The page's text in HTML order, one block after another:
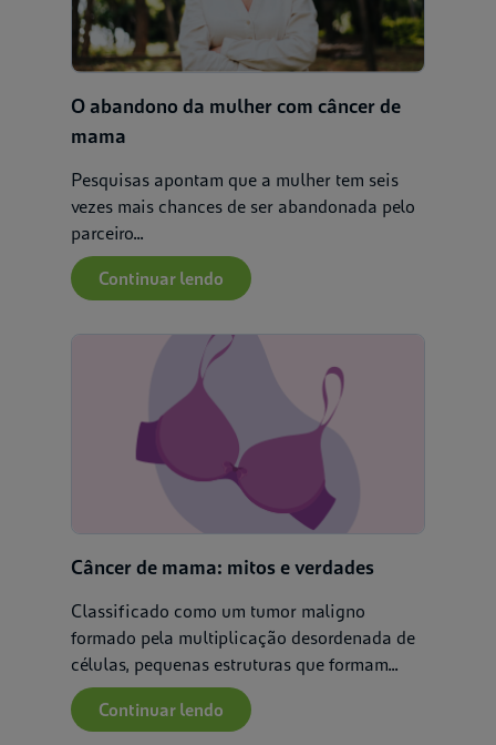
O abandono da mulher com câncer de
mama
Pesquisas apontam que a mulher tem seis
vezes mais chances de ser abandonada pelo
parceiro...
Continuar lendo
Câncer de mama: mitos e verdades
Classificado como um tumor maligno
formado pela multiplicação desordenada de
células, pequenas estruturas que formam...
Continuar lendo